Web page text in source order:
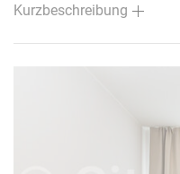
Kurzbeschreibung